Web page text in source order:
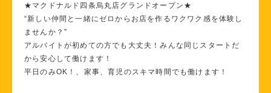
★マクドナルド四条烏丸店グランドオープン★
“新しい仲間と一緒にゼロからお店を作るワクワク感を体験し
ませんか？”
アルバイトが初めての方でも大丈夫！みんな同じスタートだ
から安心して働けます！
平日のみOK！、家事、育児のスキマ時間でも働けます！